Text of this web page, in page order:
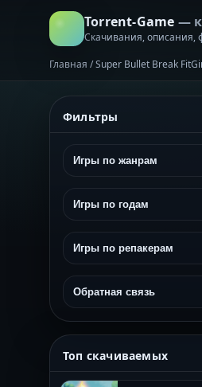
Torrent-Game —
Скачивания, описания,
Главная /Super Bullet Break
Фильтры
Игры по жанрам
Игры по годам
Игры по репакерам
Обратная связь
Топ скачиваемых